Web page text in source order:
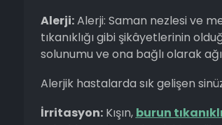
Alerji:Alerji: Saman nezlesi ve
tıkanıklığı gibi şikâyetlerinin
solunumu ve ona bağlı olarak
Alerjik hastalarda sık gelişen
İrritasyon:Kışın, burun